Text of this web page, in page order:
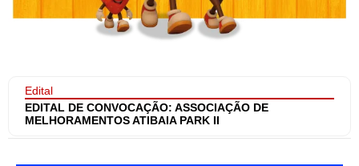
Edital
EDITAL DE CONVOCAÇÃO: ASSOCIAÇÃO DE
MELHORAMENTOS ATIBAIA PARK II